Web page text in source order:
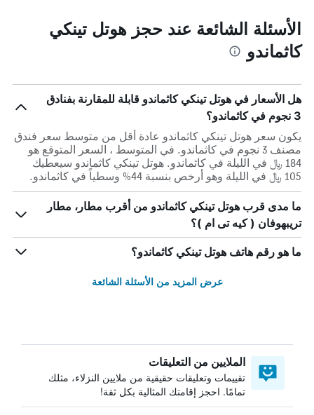
الأسئلة الشائعة عند حجز هوتل تينكي
كاثماندو
هل الأسعار في هوتل تينكي كاثماندو قابلة للمقارنة بفنادق
3 نجوم في كاثماندو؟
يكون سعر هوتل تينكي كاثماندو عادة أقل من متوسط ​​سعر فندق
مصنف 3 نجوم في كاثماندو. في المتوسط ، السعر المتوقع هو
184 ﷼ في الليلة في كاثماندو. هوتل تينكي كاثماندو سيعطيك
105 ﷼ في الليلة وهو أرخص بنسبة 44% وسطياً في كاثماندو.
ما مدى قرب هوتل تينكي كاثماندو من أقرب مطار، مطار
تريبهوفان ( كيه تى ام )؟
ما هو رقم هاتف هوتل تينكي كاثماندو؟
عرض المزيد من الأسئلة الشائعة
الملايين من التعليقات
تقييمات وتعليقات حقيقية من ملايين النزلاء، مثلك
تمامًا. احجز إقامتك المثالية بكل ثقة!